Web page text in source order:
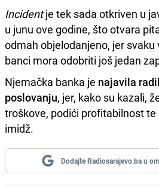
Incidentje tek sada otkriven u
u junu ove godine, što otvara
odmah objelodanjeno, jer
banci mora odobriti još jedan
Njemačka banka je najavila
poslovanju, jer, kako su kazali,
troškove, podići profitabilnost
imidž.
Dodajte Radiosarajevo.ba u